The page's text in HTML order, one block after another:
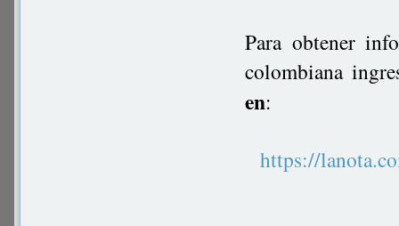
Para obtener
colombiana
en:
https://